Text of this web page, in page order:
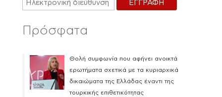
Πρόσφατα
Θολή συμφωνία που αφήνει ανοικτά
ερωτήματα σχετικά με τα κυριαρχικά
δικαιώματα της Ελλάδας έναντι της
τουρκικής επιθετικότητας